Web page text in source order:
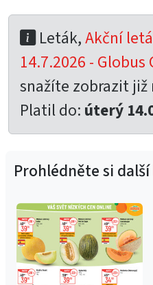
Leták,Akční
14.7.2026 -
snažíte zobrazit
Platil do: úterý
Prohlédněte si další